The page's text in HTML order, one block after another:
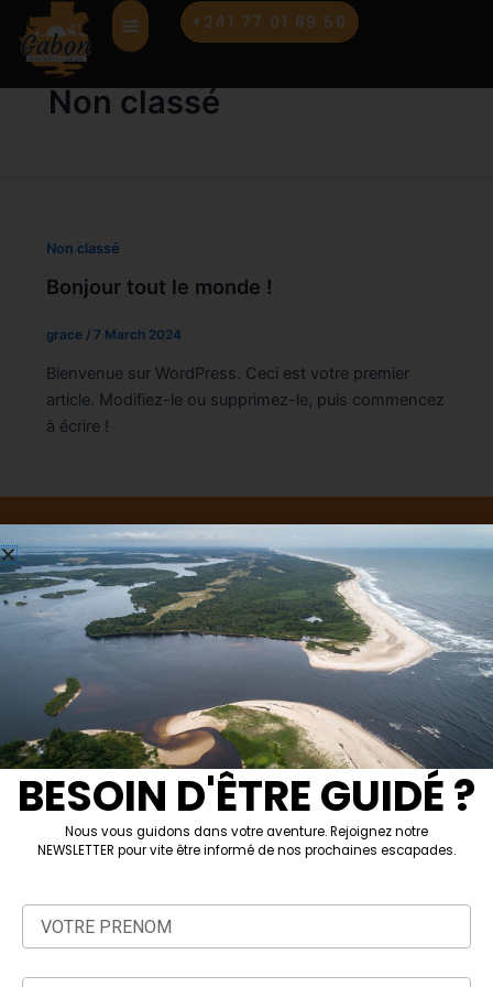
content
+241 77 01 89 50
Non classé
Non classé
Bonjour tout le monde !
grace / 7 March 2024
Bienvenue sur WordPress. Ceci est votre premier
article. Modifiez-le ou supprimez-le, puis commencez
à écrire !
Souscrivez À Notre
Newsletter
Subscribe
L
i
I
F
T
BESOIN D'ÊTRE GUIDÉ ?
Nous vous guidons dans votre aventure. Rejoignez notre
NEWSLETTER pour vite être informé de nos prochaines escapades.